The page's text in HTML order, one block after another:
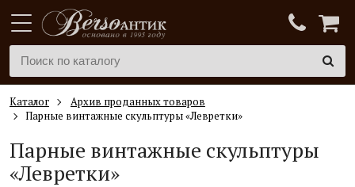
Каталог
Архив проданных товаров
Парные винтажные скульптуры «Левретки»
Парные винтажные скульптуры
«Левретки»